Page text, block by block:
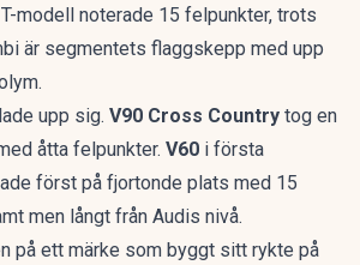
modell noterade 15 felpunkter, trots
är segmentets flaggskepp med upp
upp sig. V90 Cross Country tog en
åtta felpunkter. V60 i första
först på fjortonde plats med 15
men långt från Audis nivå.
på ett märke som byggt sitt rykte på